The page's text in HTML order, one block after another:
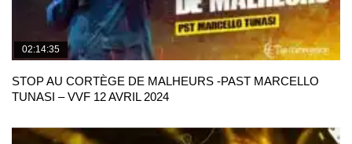
02:14:35
STOP AU CORTÈGE DE MALHEURS -PAST MARCELLO
TUNASI – VVF 12 AVRIL 2024